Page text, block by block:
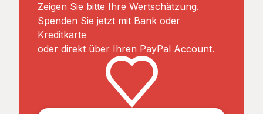
Zeigen Sie bitte Ihre Wertschätzung.
Spenden Sie jetzt mit Bank oder
Kreditkarte
oder direkt über Ihren PayPal Account.